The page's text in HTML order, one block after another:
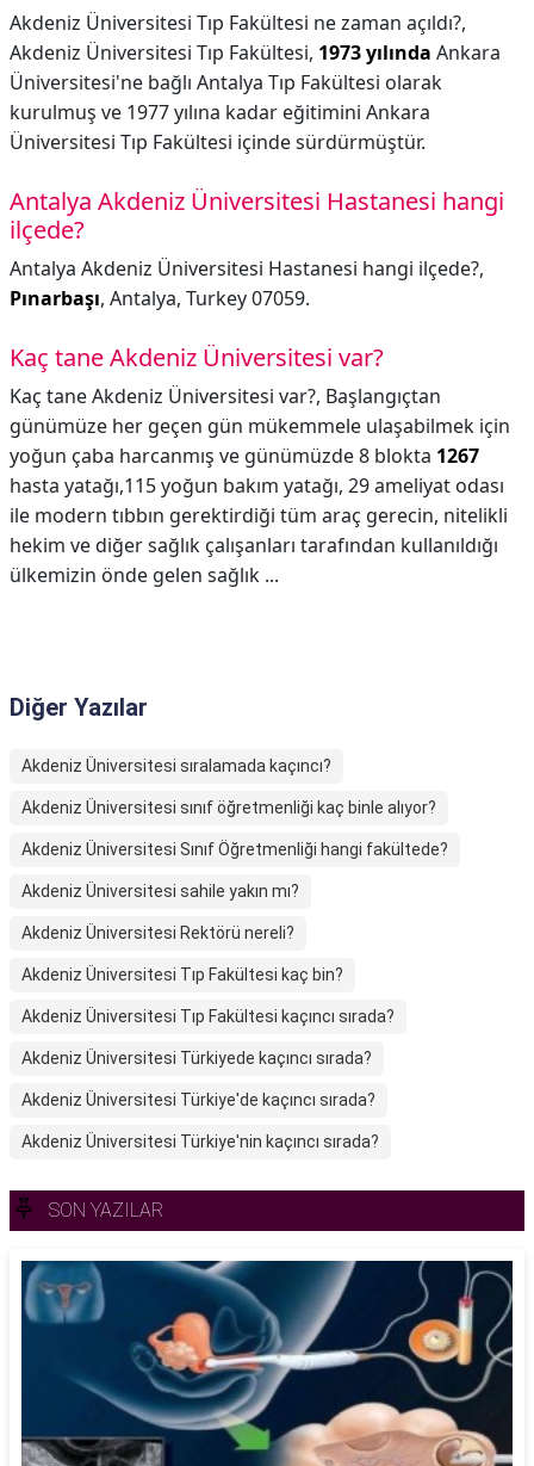
Akdeniz Üniversitesi Tıp Fakültesi ne zaman açıldı?,
Akdeniz Üniversitesi Tıp Fakültesi, 1973 yılında Ankara
Üniversitesi'ne bağlı Antalya Tıp Fakültesi olarak
kurulmuş ve 1977 yılına kadar eğitimini Ankara
Üniversitesi Tıp Fakültesi içinde sürdürmüştür.
Antalya Akdeniz Üniversitesi Hastanesi hangi
ilçede?
Antalya Akdeniz Üniversitesi Hastanesi hangi ilçede?,
Pınarbaşı, Antalya, Turkey 07059.
Kaç tane Akdeniz Üniversitesi var?
Kaç tane Akdeniz Üniversitesi var?, Başlangıçtan
günümüze her geçen gün mükemmele ulaşabilmek için
yoğun çaba harcanmış ve günümüzde 8 blokta 1267
hasta yatağı,115 yoğun bakım yatağı, 29 ameliyat odası
ile modern tıbbın gerektirdiği tüm araç gerecin, nitelikli
hekim ve diğer sağlık çalışanları tarafından kullanıldığı
ülkemizin önde gelen sağlık ...
Diğer Yazılar
Akdeniz Üniversitesi sıralamada kaçıncı?
Akdeniz Üniversitesi sınıf öğretmenliği kaç binle alıyor?
Akdeniz Üniversitesi Sınıf Öğretmenliği hangi fakültede?
Akdeniz Üniversitesi sahile yakın mı?
Akdeniz Üniversitesi Rektörü nereli?
Akdeniz Üniversitesi Tıp Fakültesi kaç bin?
Akdeniz Üniversitesi Tıp Fakültesi kaçıncı sırada?
Akdeniz Üniversitesi Türkiyede kaçıncı sırada?
Akdeniz Üniversitesi Türkiye'de kaçıncı sırada?
Akdeniz Üniversitesi Türkiye'nin kaçıncı sırada?
SON YAZILAR